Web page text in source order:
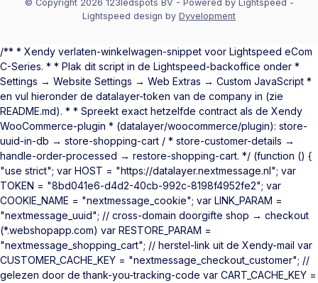
© Copyright 2026 123ledspots BV- Powered by Lightspeed -
Lightspeed design by Dyvelopment
/** * Xendy verlaten-winkelwagen-snippet voor Lightspeed eCom
C-Series. * * Plak dit script in de Lightspeed-backoffice onder *
Settings → Website Settings → Web Extras → Custom JavaScript *
en vul hieronder de datalayer-token van de company in (zie
README.md). * * Spreekt exact hetzelfde contract als de Xendy
WooCommerce-plugin * (datalayer/woocommerce/plugin): store-
uuid-in-db → store-shopping-cart / * store-customer-details →
handle-order-processed → restore-shopping-cart. */ (function () {
"use strict"; var HOST = "https://datalayer.nextmessage.nl"; var
TOKEN = "8bd041e6-d4d2-40cb-992c-8198f4952fe2"; var
COOKIE_NAME = "nextmessage_cookie"; var LINK_PARAM =
"nextmessage_uuid"; // cross-domain doorgifte shop → checkout
(*.webshopapp.com) var RESTORE_PARAM =
"nextmessage_shopping_cart"; // herstel-link uit de Xendy-mail var
CUSTOMER_CACHE_KEY = "nextmessage_checkout_customer"; //
gelezen door de thank-you-tracking-code var CART_CACHE_KEY =